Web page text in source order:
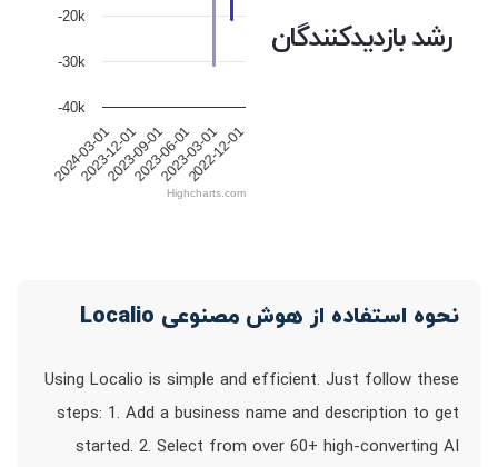
رشد بازدیدکنندگان
2024-03-01
2023-12-01
2023-09-01
2023-06-01
2023-03-01
2022-12-01
-40k
-30k
-20k
Highcharts.com
نحوه استفاده از هوش مصنوعی Localio
Using Localio is simple and efficient. Just follow these
steps: 1. Add a business name and description to get
started. 2. Select from over 60+ high-converting AI